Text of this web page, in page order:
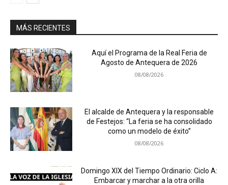
MÁS RECIENTES
Aquí el Programa de la Real Feria de
Agosto de Antequera de 2026
08/08/2026
El alcalde de Antequera y la responsable
de Festejos: “La feria se ha consolidado
como un modelo de éxito”
08/08/2026
Domingo XIX del Tiempo Ordinario: Ciclo A:
Embarcar y marchar a la otra orilla